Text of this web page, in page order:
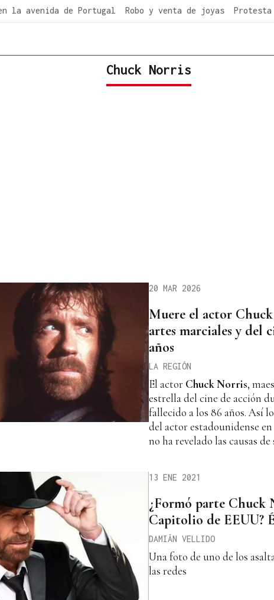
la avenida de Portugal Robo y venta de joyas
Chuck Norris
20 MAR 2026
Muere el actor
artes marciales y del
años
LA REGIÓN
El actor Chuck Norris,
estrella del cine de acción
fallecido a los 86 años. Así
del actor estadounidense
no ha revelado las causas
13 ENE 2021
¿Formó parte Chuck
Capitolio de EEUU?
DAMIÁN VELLIDO
Una foto de uno de los
las redes